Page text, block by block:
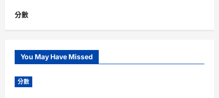
分數
You May Have Missed
分數